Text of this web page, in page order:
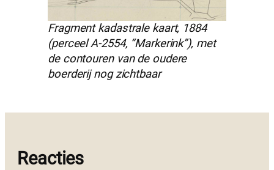
Fragment kadastrale kaart, 1884
(perceel A-2554, “Markerink”), met
de contouren van de oudere
boerderij nog zichtbaar
Reacties